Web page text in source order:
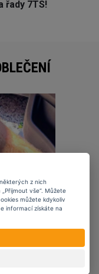
řady 7TS!
z nich
vše“. Můžete
můžete kdykoliv
informací získáte na